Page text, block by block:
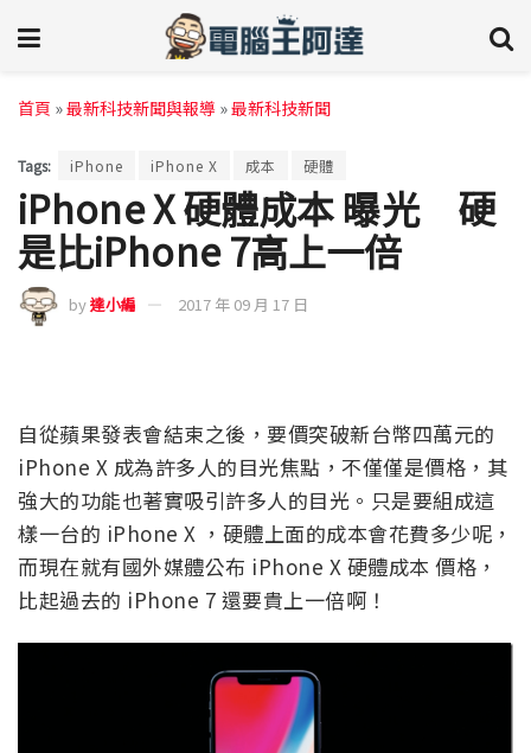
首頁 »最新科技新聞與報導 »最新科技新聞
Tags: iPhone iPhone X 成本 硬體
iPhone X 硬體成本 曝光 硬
是比iPhone 7高上一倍
by達小編 2017 年 09 月 17 日
自從蘋果發表會結束之後，要價突破新台幣四萬元的
iPhone X 成為許多人的目光焦點，不僅僅是價格，其
強大的功能也著實吸引許多人的目光。只是要組成這
樣一台的 iPhone X ，硬體上面的成本會花費多少呢，
而現在就有國外媒體公布 iPhone X 硬體成本 價格，
比起過去的 iPhone 7 還要貴上一倍啊！